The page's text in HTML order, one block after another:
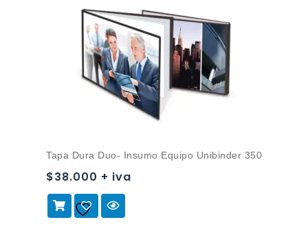
Tapa Dura Duo- Insumo Equipo Unibinder 350
$38.000 + iva